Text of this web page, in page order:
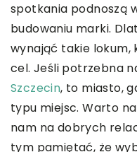
spotkania podnoszą
budowaniu marki.
wynająć takie
cel. Jeśli potrzebna
Szczecin, to miasto,
typu miejsc. Warto
nam na dobrych
tym pamiętać, że